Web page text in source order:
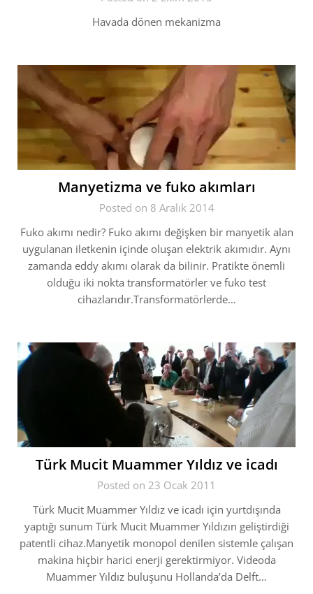
Havada dönen mekanizma
Manyetizma ve fuko akımları
Posted on 8 Aralık 2014
Fuko akımı nedir? Fuko akımı değişken bir manyetik alan
uygulanan iletkenin içinde oluşan elektrik akımıdır. Aynı
zamanda eddy akımı olarak da bilinir. Pratikte önemli
olduğu iki nokta transformatörler ve fuko test
cihazlarıdır.Transformatörlerde…
Türk Mucit Muammer Yıldız ve icadı
Posted on 23 Ocak 2011
Türk Mucit Muammer Yıldız ve icadı için yurtdışında
yaptığı sunum Türk Mucit Muammer Yıldızın geliştirdiği
patentli cihaz.Manyetik monopol denilen sistemle çalışan
makina hiçbir harici enerji gerektirmiyor. Videoda
Muammer Yıldız buluşunu Hollanda’da Delft…